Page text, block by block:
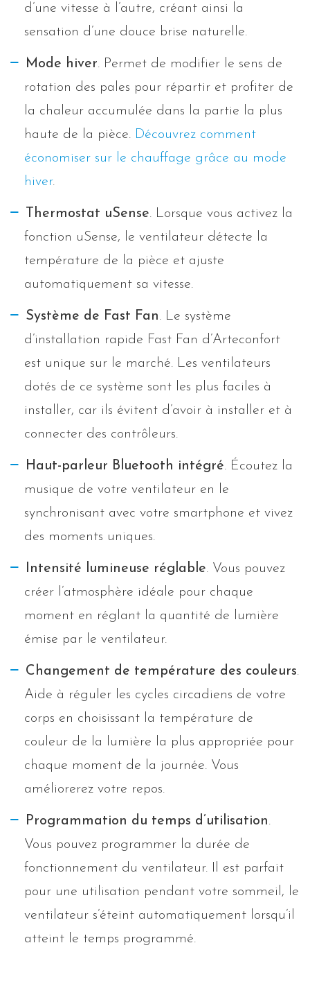
d’une vitesse à l’autre, créant ainsi la
sensation d’une douce brise naturelle.
Mode hiver. Permet de modifier le sens de
rotation des pales pour répartir et profiter de
la chaleur accumulée dans la partie la plus
haute de la pièce. Découvrez comment
économiser sur le chauffage grâce au mode
hiver.
Thermostat uSense. Lorsque vous activez la
fonction uSense, le ventilateur détecte la
température de la pièce et ajuste
automatiquement sa vitesse.
Système de Fast Fan. Le système
d’installation rapide Fast Fan d’Arteconfort
est unique sur le marché. Les ventilateurs
dotés de ce système sont les plus faciles à
installer, car ils évitent d’avoir à installer et à
connecter des contrôleurs.
Haut-parleur Bluetooth intégré. Écoutez la
musique de votre ventilateur en le
synchronisant avec votre smartphone et vivez
des moments uniques.
Intensité lumineuse réglable. Vous pouvez
créer l’atmosphère idéale pour chaque
moment en réglant la quantité de lumière
émise par le ventilateur.
Changement de température des couleurs.
Aide à réguler les cycles circadiens de votre
corps en choisissant la température de
couleur de la lumière la plus appropriée pour
chaque moment de la journée. Vous
améliorerez votre repos.
Programmation du temps d’utilisation.
Vous pouvez programmer la durée de
fonctionnement du ventilateur. Il est parfait
pour une utilisation pendant votre sommeil, le
ventilateur s’éteint automatiquement lorsqu’il
atteint le temps programmé.